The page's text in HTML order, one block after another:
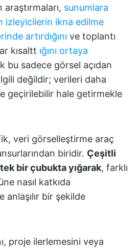
sunumlara
izleyicilerin ikna edilme
artırdığını ve toplantı
kısaltt ığını ortaya
bu sadece görsel açıdan
değildir; verileri daha
geçirilebilir hale getirmekle
veri görselleştirme araç
biridir. Çeşitli
bir çubukta yığarak, farklı
nasıl katkıda
bir şekilde
proje ilerlemesini veya